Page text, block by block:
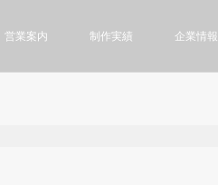
営業案内 制作実績 企業情報